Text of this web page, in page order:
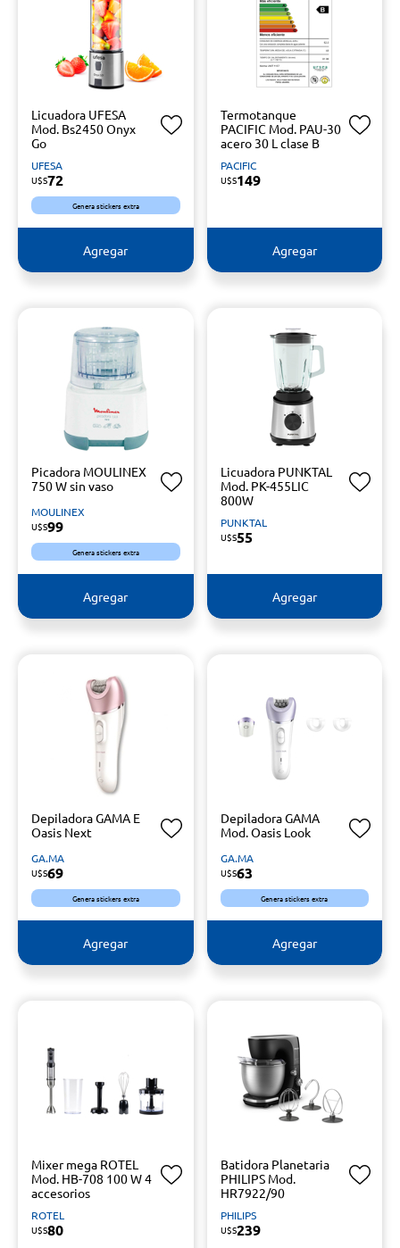
Licuadora UFESA
Mod. Bs2450 Onyx
Go
UFESA
U$S72
Genera stickers extra
Agregar
Termotanque
PACIFIC Mod. PAU-30
acero 30 L clase B
PACIFIC
U$S149
Agregar
Picadora MOULINEX
750 W sin vaso
MOULINEX
U$S99
Genera stickers extra
Agregar
Licuadora PUNKTAL
Mod. PK-455LIC
800W
PUNKTAL
U$S55
Agregar
Depiladora GAMA E
Oasis Next
GA.MA
U$S69
Genera stickers extra
Agregar
Depiladora GAMA
Mod. Oasis Look
GA.MA
U$S63
Genera stickers extra
Agregar
Mixer mega ROTEL
Mod. HB-708 100 W 4
accesorios
ROTEL
U$S80
Batidora Planetaria
PHILIPS Mod.
HR7922/90
PHILIPS
U$S239